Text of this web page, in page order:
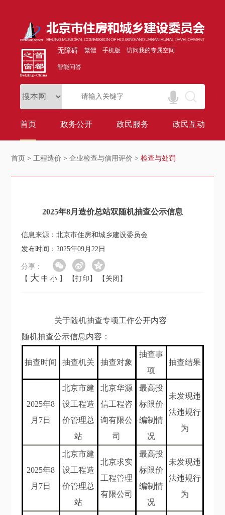
无障碍 繁體 手机版 访问我的专属空间
智能问答
首页 政务公开 政民服务 政民互动
首页 >工程造价 >企业检查与信用评价 >检查与处罚
2025年8月造价总站双随机抽查公示信息
信息来源：北京市住房和城乡建设委员会
发布时间：2025年09月22日
分享：
【 大 中 小 】 【打印】 【关闭】
关于随机抽查专项工作公开内容
随机抽查公示信息内容：
抽查时间 抽查机关 抽查对象
抽查事
项
抽查结果
2025年8
月7日
北京市建
设工程造
价管理总
站
北京华源
信工程咨
询有限公
司
最高投
标限价
编制情
况
未发现违
法违规行
为
2025年8
月7日
北京市建
设工程造
价管理总
站
北京求实
工程管理
有限公司
最高投
标限价
编制情
况
未发现违
法违规行
为